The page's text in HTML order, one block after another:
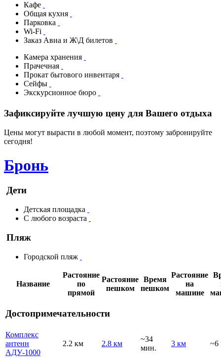
Кафе
Общая кухня
Парковка
Wi-Fi
Заказ Авиа и Ж\Д билетов
Камера хранения
Прачечная
Прокат бытового инвентаря
Сейфы
Экскурсионное бюро
Зафиксируйте лучшую цену для Вашего отдыха
Цены могут вырасти в любой момент, поэтому забронируйте
сегодня!
Бронь
Дети
Детская площадка
С любого возраста
Пляж
Городской пляж
Название
Растояние
по
прямой
Растояние
пешком
Время
пешком
Растояние
на
машине
Достопримечательности
Комплекс
антенн
АДУ-1000
2.2 км 2.8 км
~34
мин.
3 км ~6